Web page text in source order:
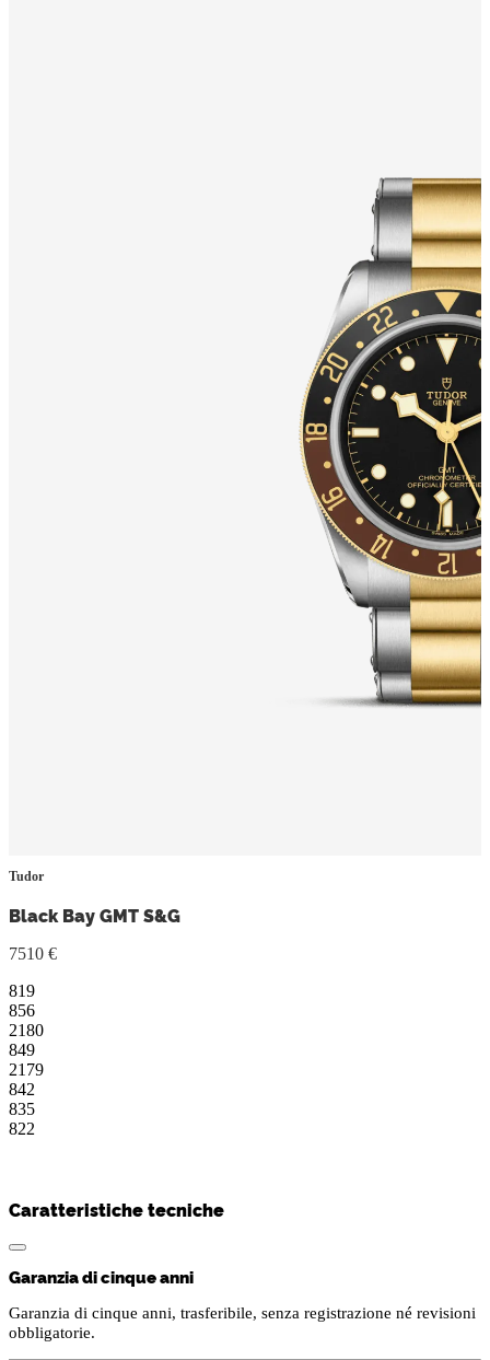
Tudor
Black Bay GMT S&G
7510 €
819
856
2180
849
2179
842
835
822
Caratteristiche tecniche
Garanzia di cinque anni
Garanzia di cinque anni, trasferibile, senza registrazione né revisioni
obbligatorie.